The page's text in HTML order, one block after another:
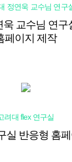
정연욱 교수님 연구
욱 교수님 연구
페이지 제작
려대 flex 연구실
실 반응형 홈